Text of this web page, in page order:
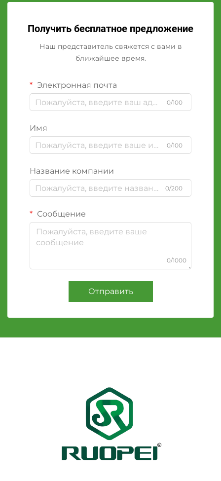
Получить бесплатное предложение
Наш представитель свяжется с вами в
ближайшее время.
Электронная почта
0/100
Имя
0/100
Название компании
0/200
Сообщение
0/1000
Отправить